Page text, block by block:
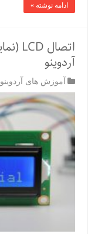
ادامه نوشته »
آردوینو
آموزش های آردوینو